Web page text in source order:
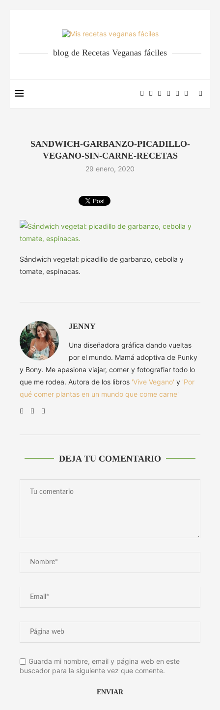
blog de Recetas Veganas fáciles
SANDWICH-GARBANZO-PICADILLO-
VEGANO-SIN-CARNE-RECETAS
29 enero, 2020
Sándwich vegetal: picadillo de garbanzo, cebolla y
tomate, espinacas.
JENNY
Una diseñadora gráfica dando vueltas
por el mundo. Mamá adoptiva de Punky
y Bony. Me apasiona viajar, comer y fotografiar todo lo
que me rodea. Autora de los libros 'Vive Vegano' y 'Por
qué comer plantas en un mundo que come carne'
DEJA TU COMENTARIO
Guarda mi nombre, email y página web en este
buscador para la siguiente vez que comente.